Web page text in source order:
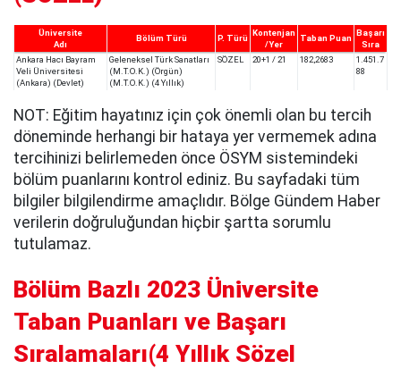
Üniversite
Adı
Bölüm Türü P. Türü
Kontenjan
/Yer
Taban Puan
Başarı
Sıra
Ankara Hacı Bayram
Veli Üniversitesi
(Ankara) (Devlet)
Geleneksel Türk Sanatları
(M.T.O.K.) (Örgün)
(M.T.O.K.) (4 Yıllık)
SÖZEL 20+1 / 21 182,2683
1.451.7
88
NOT: Eğitim hayatınız için çok önemli olan bu tercih
döneminde herhangi bir hataya yer vermemek adına
tercihinizi belirlemeden önce ÖSYM sistemindeki
bölüm puanlarını kontrol ediniz. Bu sayfadaki tüm
bilgiler bilgilendirme amaçlıdır. Bölge Gündem Haber
verilerin doğruluğundan hiçbir şartta sorumlu
tutulamaz.
Bölüm Bazlı 2023 Üniversite
Taban Puanları ve Başarı
Sıralamaları(4 Yıllık Sözel